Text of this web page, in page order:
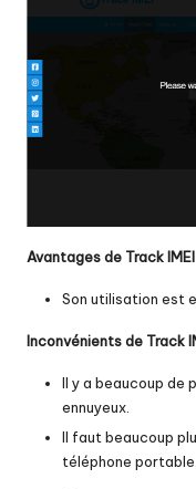
Avantages de Track IMEI
Son utilisation est
Inconvénients de Track
Il y a beaucoup de
ennuyeux.
Il faut beaucoup
téléphone portable.